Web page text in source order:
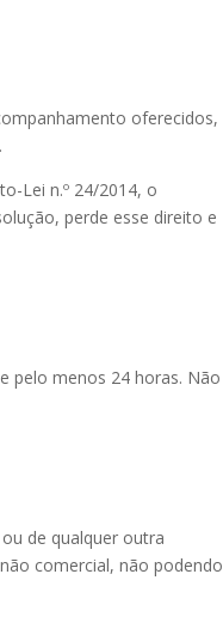
oferecidos,
Lei n.º 24/2014, o
perde esse direito e
pelo menos 24 horas. Não
de qualquer outra
comercial, não podendo